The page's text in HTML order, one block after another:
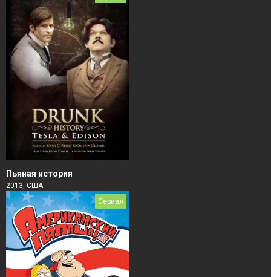
Пьяная история
2013, США
Сериал